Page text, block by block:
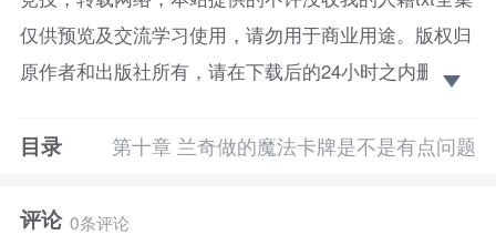
仅供预览及交流学习使用，请勿用于商业用途。版权归
原作者和出版社所有，请在下载后的24小时之内删除，
能是遇到我这个人类之后才被带坏的？那些批评家总在
记者采访时，被问起与那位流亡的魔族末裔公主的过
目录 第十章 兰奇做的魔法卡牌是不是有点问题
评论 0条评论